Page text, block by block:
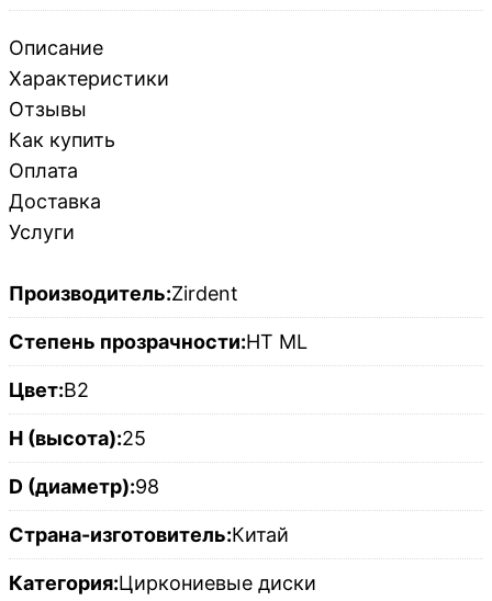
Описание
Характеристики
Отзывы
Как купить
Оплата
Доставка
Услуги
Производитель:Zirdent
Степень прозрачности:HT ML
Цвет:B2
H (высота):25
D (диаметр):98
Страна-изготовитель:Китай
Категория:Циркониевые диски